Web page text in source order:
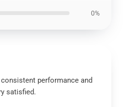
0%
performance and
satisfied.